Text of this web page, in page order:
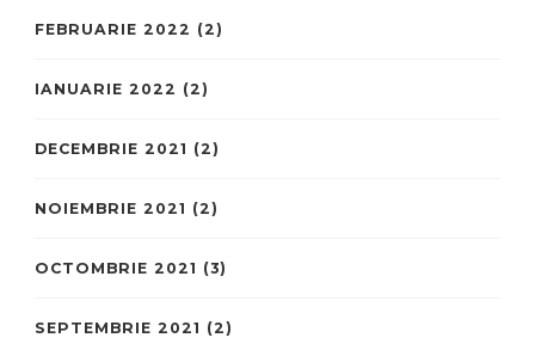
FEBRUARIE 2022 (2)
IANUARIE 2022 (2)
DECEMBRIE 2021 (2)
NOIEMBRIE 2021 (2)
OCTOMBRIE 2021 (3)
SEPTEMBRIE 2021 (2)